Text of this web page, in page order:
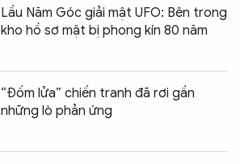
Lầu Năm Góc giải mật UFO: Bên trong
kho hồ sơ mật bị phong kín 80 năm
“Đốm lửa” chiến tranh đã rơi gần
những lò phản ứng